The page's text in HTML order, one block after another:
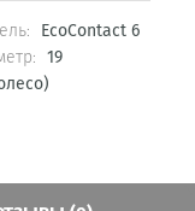
EcoContact 6
19